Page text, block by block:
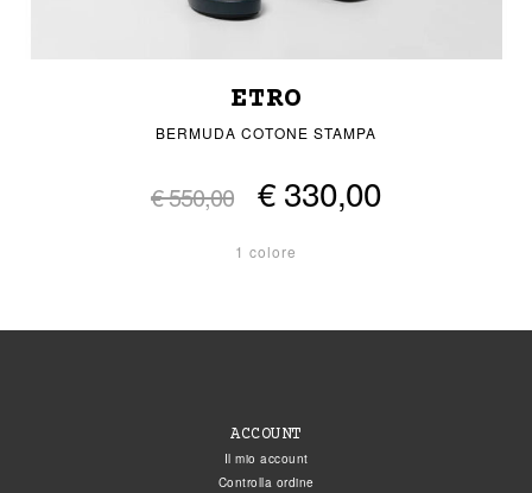
ETRO
BERMUDA COTONE STAMPA
€ 550,00 € 330,00
1 colore
ACCOUNT
Il mio account
Controlla ordine